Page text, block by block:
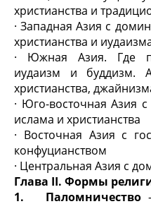
христианства и
· Западная Азия с
христианства и
· Южная Азия. Где
иудаизм и буддизм.
христианства,
· Юго-восточная Азия
ислама и христианства
· Восточная Азия с
конфуцианством
· Центральная Азия с
Глава II. Формы
1. Паломничество-